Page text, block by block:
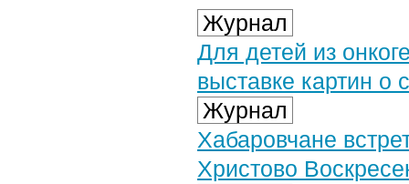
Журнал
Для детей из
выставке картин о
Журнал
Хабаровчане
Христово